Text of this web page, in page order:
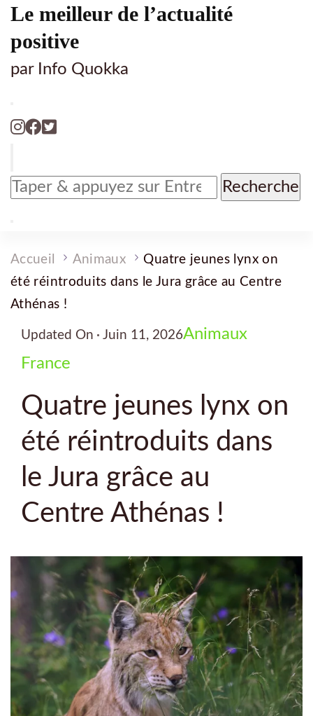
Le meilleur de l’actualité
positive
par Info Quokka
Vous
recherchiez
?
Accueil Animaux
Quatre jeunes lynx on
été réintroduits dans le Jura grâce au Centre
Athénas !
Updated On Juin 11, 2026Animaux
France
Quatre jeunes lynx on
été réintroduits dans
le Jura grâce au
Centre Athénas !